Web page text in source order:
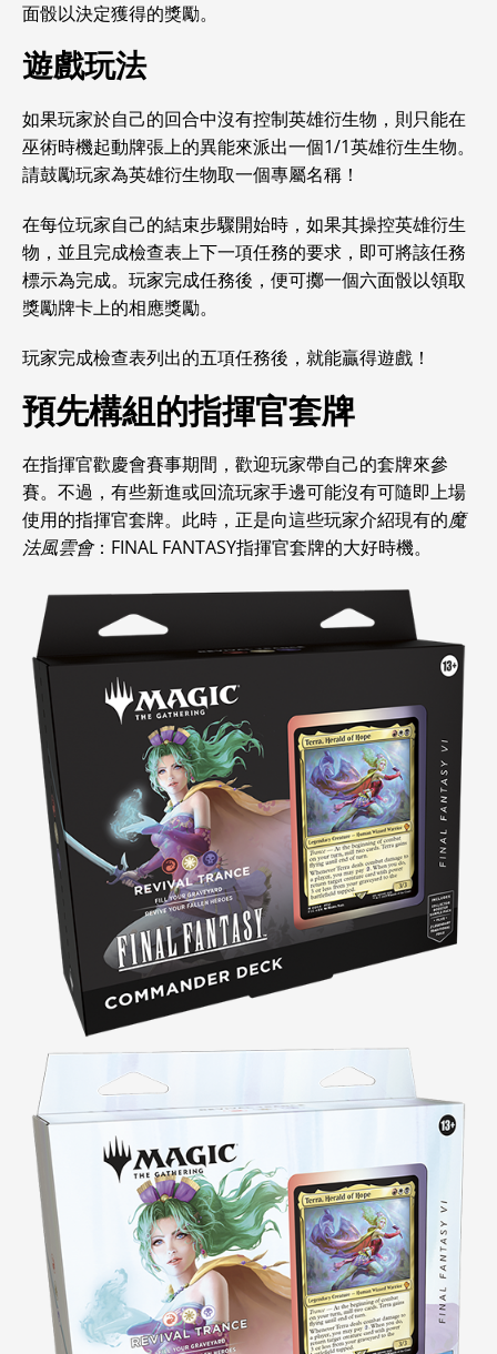
面骰以決定獲得的獎勵。
遊戲玩法
如果玩家於自己的回合中沒有控制英雄衍生物，則只能在
巫術時機起動牌張上的異能來派出一個1/1英雄衍生生物。
請鼓勵玩家為英雄衍生物取一個專屬名稱！
在每位玩家自己的結束步驟開始時，如果其操控英雄衍生
物，並且完成檢查表上下一項任務的要求，即可將該任務
標示為完成。玩家完成任務後，便可擲一個六面骰以領取
獎勵牌卡上的相應獎勵。
玩家完成檢查表列出的五項任務後，就能贏得遊戲！
預先構組的指揮官套牌
在指揮官歡慶會賽事期間，歡迎玩家帶自己的套牌來參
賽。不過，有些新進或回流玩家手邊可能沒有可隨即上場
使用的指揮官套牌。此時，正是向這些玩家介紹現有的魔
法風雲會：FINAL FANTASY指揮官套牌的大好時機。